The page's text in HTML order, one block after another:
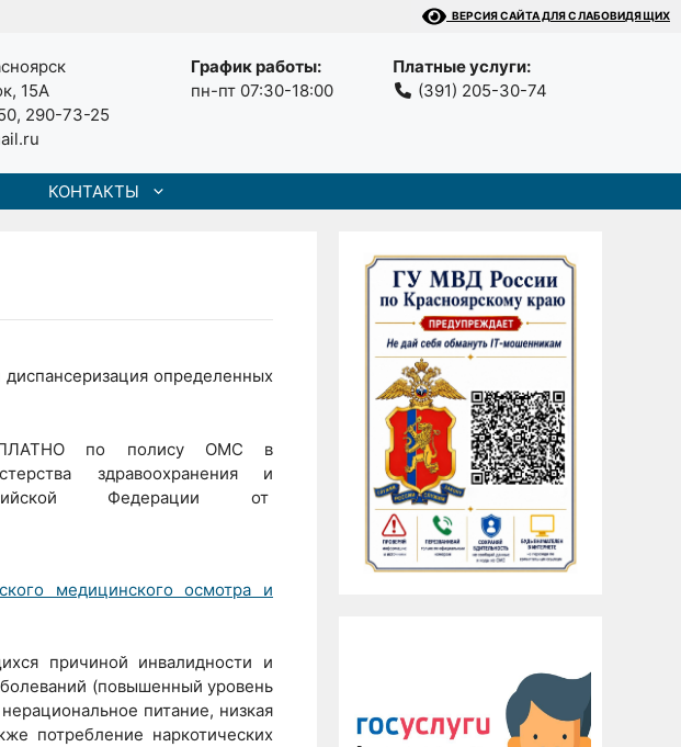
ВЕРСИЯ САЙТА ДЛЯ СЛАБОВИДЯЩИХ
15А
290-73-25
График работы:
пн-пт 07:30-18:00
Платные услуги:
(391) 205-30-74
КОНТАКТЫ
определенных
по полису ОМС в
здравоохранения и
Федерации от
медицинского осмотра и
причиной инвалидности и
(повышенный уровень
питание, низкая
потребление наркотических